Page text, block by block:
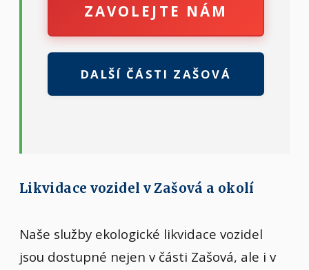
ZAVOLEJTE NÁM
DALŠÍ ČÁSTI ZAŠOVÁ
Likvidace vozidel v Zašová a okolí
Naše služby ekologické likvidace vozidel
jsou dostupné nejen v části Zašová, ale i v